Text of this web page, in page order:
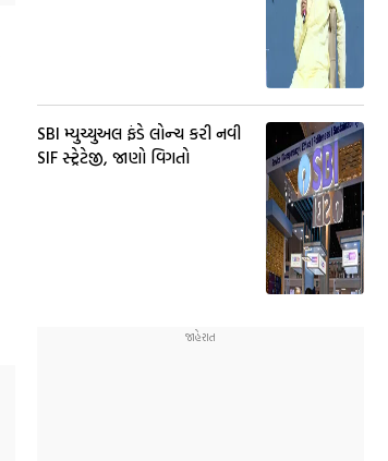
SBI મ્યુચ્યુઅલ ફંડે લોન્ચ કરી નવી
SIF સ્ટ્રેટેજી, જાણો વિગતો